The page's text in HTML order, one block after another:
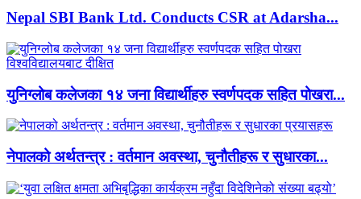
Nepal SBI Bank Ltd. Conducts CSR at Adarsha...
युनिग्लोब कलेजका १४ जना विद्यार्थीहरु स्वर्णपदक सहित पोखरा...
नेपालको अर्थतन्त्र : वर्तमान अवस्था, चुनौतीहरू र सुधारका...